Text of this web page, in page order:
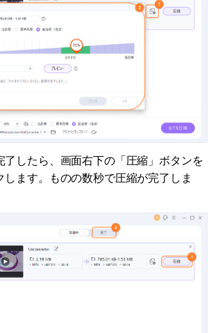
了したら、画面右下の「圧縮」ボタンを
します。ものの数秒で圧縮が完了しま